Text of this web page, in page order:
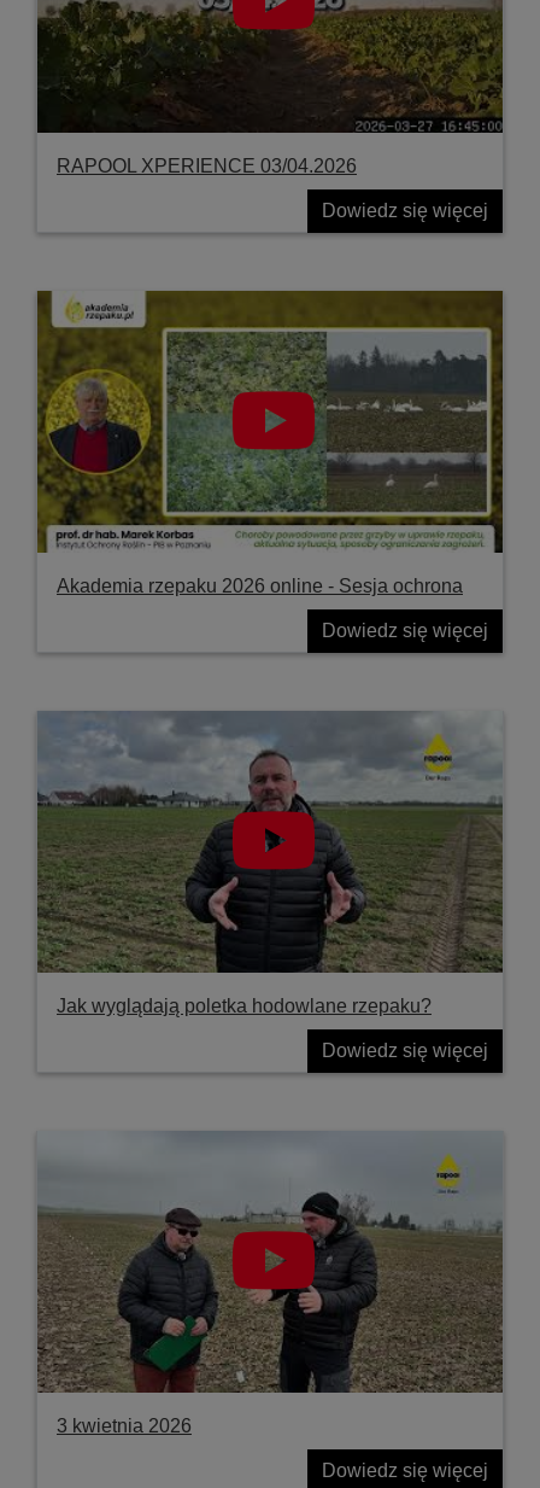
RAPOOL XPERIENCE 03/04.2026
Dowiedz się więcej
Akademia rzepaku 2026 online - Sesja ochrona
Dowiedz się więcej
Jak wyglądają poletka hodowlane rzepaku?
Dowiedz się więcej
3 kwietnia 2026
Dowiedz się więcej